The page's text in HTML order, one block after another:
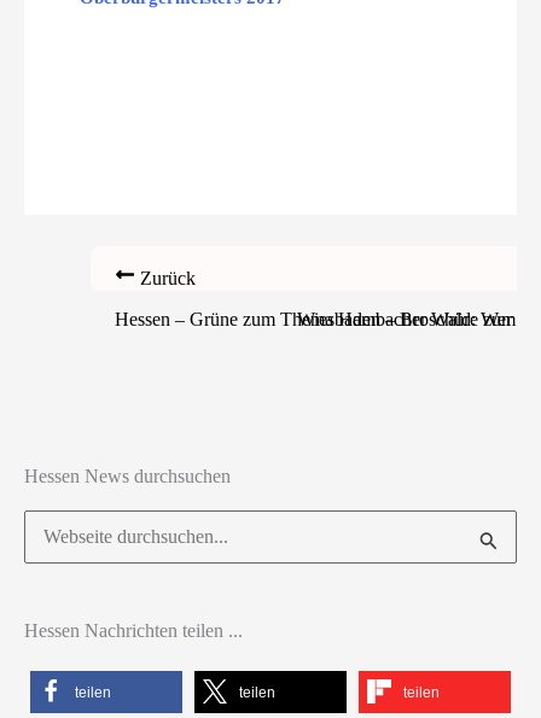
Zurück
Hessen – Grüne zum Thema Hambacher Wald: Wer
Wiesbaden – Broschüre zum
Hessen News durchsuchen
Suchen
nach:
Hessen Nachrichten teilen ...
teilen teilen teilen